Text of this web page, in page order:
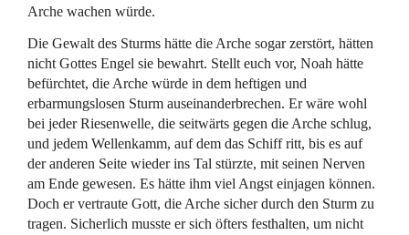
Arche wachen würde.
Die Gewalt des Sturms hätte die Arche sogar zerstört, hätten
nicht Gottes Engel sie bewahrt. Stellt euch vor, Noah hätte
befürchtet, die Arche würde in dem heftigen und
erbarmungslosen Sturm auseinanderbrechen. Er wäre wohl
bei jeder Riesenwelle, die seitwärts gegen die Arche schlug,
und jedem Wellenkamm, auf dem das Schiff ritt, bis es auf
der anderen Seite wieder ins Tal stürzte, mit seinen Nerven
am Ende gewesen. Es hätte ihm viel Angst einjagen können.
Doch er vertraute Gott, die Arche sicher durch den Sturm zu
tragen. Sicherlich musste er sich öfters festhalten, um nicht